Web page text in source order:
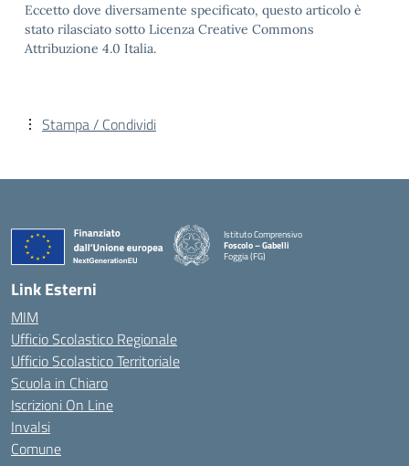
Eccetto dove diversamente specificato, questo articolo è
stato rilasciato sotto Licenza Creative Commons
Attribuzione 4.0 Italia.
Stampa / Condividi
Istituto Comprensivo
Foscolo – Gabelli
Foggia (FG)
— Visita la pagina iniziale della scuola
Link Esterni
MIM
Ufficio Scolastico Regionale
Ufficio Scolastico Territoriale
Scuola in Chiaro
Iscrizioni On Line
Invalsi
Comune